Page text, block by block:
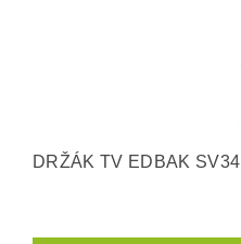
DRŽÁK TV EDBAK SV34